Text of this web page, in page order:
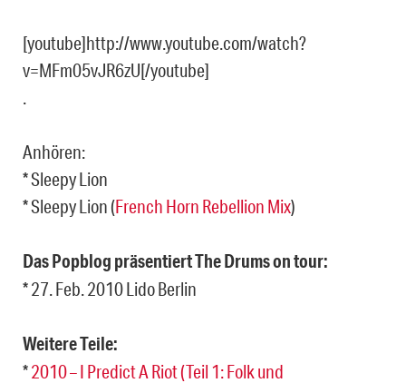
[youtube]http://www.youtube.com/watch?
v=MFm05vJR6zU[/youtube]
.
Anhören:
* Sleepy Lion
* Sleepy Lion (French Horn Rebellion Mix)
Das Popblog präsentiert The Drums on tour:
* 27. Feb. 2010 Lido Berlin
Weitere Teile:
*2010 – I Predict A Riot (Teil 1: Folk und